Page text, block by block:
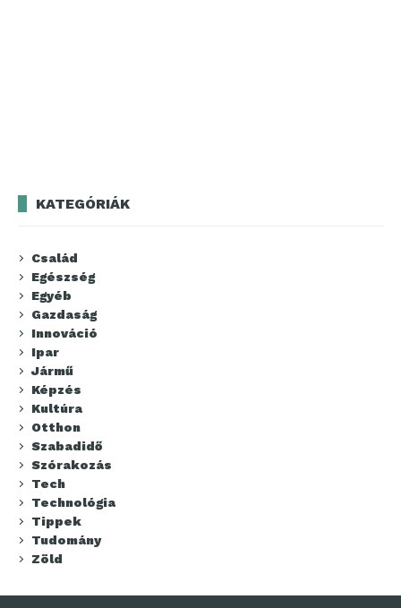
KATEGÓRIÁK
Család
Egészség
Egyéb
Gazdaság
Innováció
Ipar
Jármű
Képzés
Kultúra
Otthon
Szabadidő
Szórakozás
Tech
Technológia
Tippek
Tudomány
Zöld